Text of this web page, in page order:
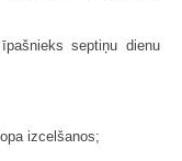
septiņu dienu
izcelšanos;